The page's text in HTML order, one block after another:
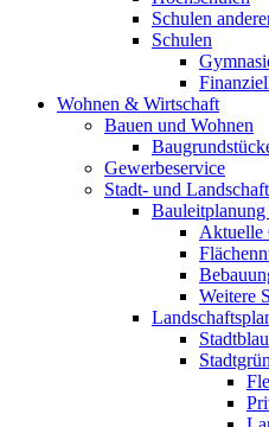
Schulen
Schulen
Wohnen & Wirtschaft
Bauen und Wohnen
Gewerbeservice
Stadt- und
Bauleitplanung
Aktuelle
Weitere
Stadtblau
Stadtgrün